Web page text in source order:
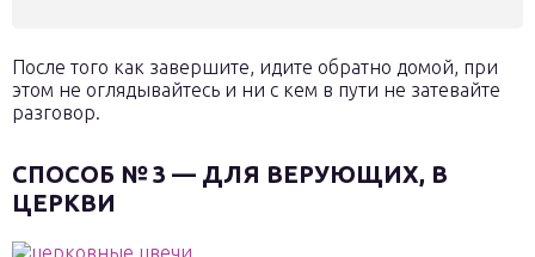
После того как завершите, идите обратно домой, при
этом не оглядывайтесь и ни с кем в пути не затевайте
разговор.
СПОСОБ № 3 — ДЛЯ ВЕРУЮЩИХ, В
ЦЕРКВИ